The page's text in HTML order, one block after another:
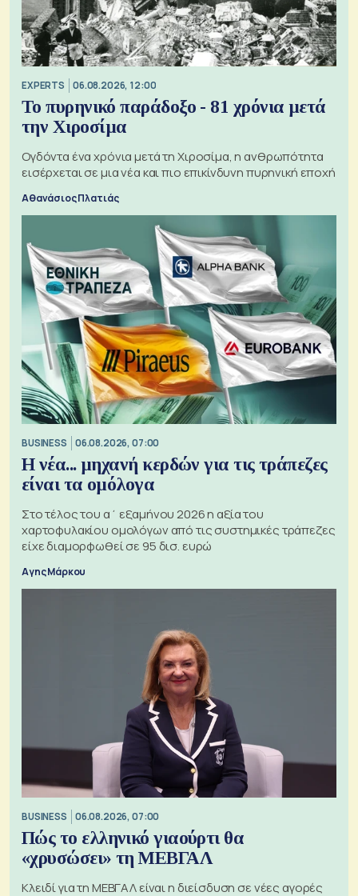
EXPERTS 06.08.2026, 12:00
Το πυρηνικό παράδοξο - 81 χρόνια μετά
την Χιροσίμα
Ογδόντα ένα χρόνια μετά τη Χιροσίμα, η ανθρωπότητα
εισέρχεται σε μια νέα και πιο επικίνδυνη πυρηνική εποχή
Αθανάσιος Πλατιάς
BUSINESS 06.08.2026, 07:00
Η νέα... μηχανή κερδών για τις τράπεζες
είναι τα ομόλογα
Στο τέλος του α΄ εξαμήνου 2026 η αξία του
χαρτοφυλακίου ομολόγων από τις συστημικές τράπεζες
είχε διαμορφωθεί σε 95 δισ. ευρώ
Αγης Μάρκου
BUSINESS 06.08.2026, 07:00
Πώς το ελληνικό γιαούρτι θα
«χρυσώσει» τη ΜΕΒΓΑΛ
Κλειδί για τη ΜΕΒΓΑΛ είναι η διείσδυση σε νέες αγορές